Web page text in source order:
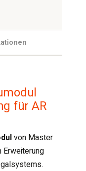
für AR
von Master